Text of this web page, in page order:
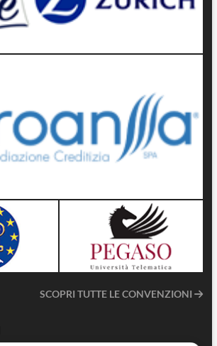
SCOPRI TUTTE LE CONVENZIONI